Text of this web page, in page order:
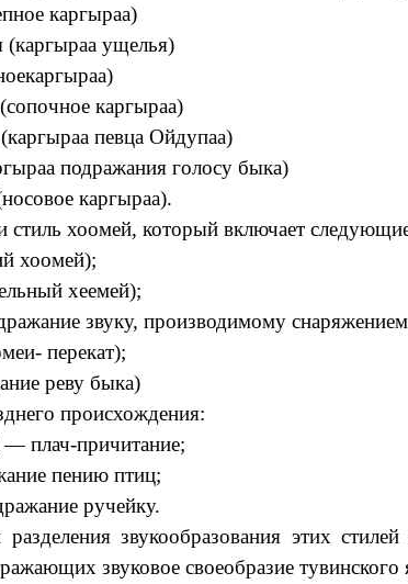
каргыраа)
ущелья)
каргыраа)
певца Ойдупаа)
подражания голосу быка)
каргыраа).
стиль хоомей, который включает
хоомей);
хеемей);
звуку, производимому
перекат);
реву быка)
происхождения:
— плач-причитание;
пению птиц;
ручейку.
звукообразования этих
звуковое своеобразие